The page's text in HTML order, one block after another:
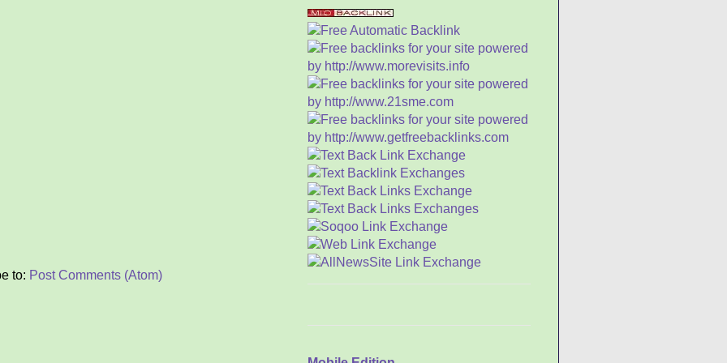
to: Post Comments (Atom)
Tombak dan Perisai yang
Luar Biasa
Kelinci yang Cerdik Harus
Memiliki Tiga Lubang
Kisah Sebuah Jam
Riwayat Nabi Agung
Kongzi (Episode 4 -
Episode 13)
Raja Sun - Raja Berbakti
yang Menggugah
“Langit da...
Tiga Saat Fajar dan Empat
Saat Senja